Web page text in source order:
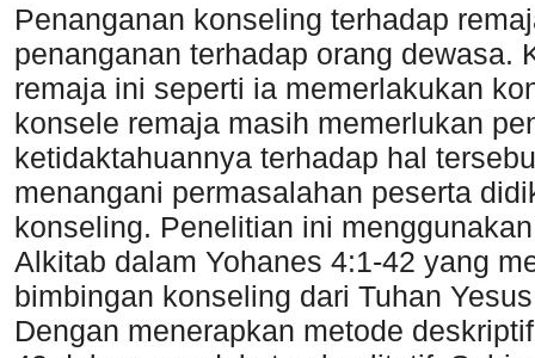
Penanganan konseling terhadap
penanganan terhadap orang dewasa.
remaja ini seperti ia memerlakukan
konsele remaja masih memerlukan
ketidaktahuannya terhadap hal
menangani permasalahan peserta
konseling. Penelitian ini
Alkitab dalam Yohanes 4:1-42 yang
bimbingan konseling dari Tuhan
Dengan menerapkan metode